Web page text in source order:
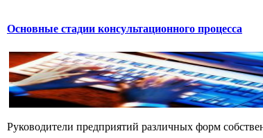
Основные стадии консультационного процесса
Руководители предприятий различных форм